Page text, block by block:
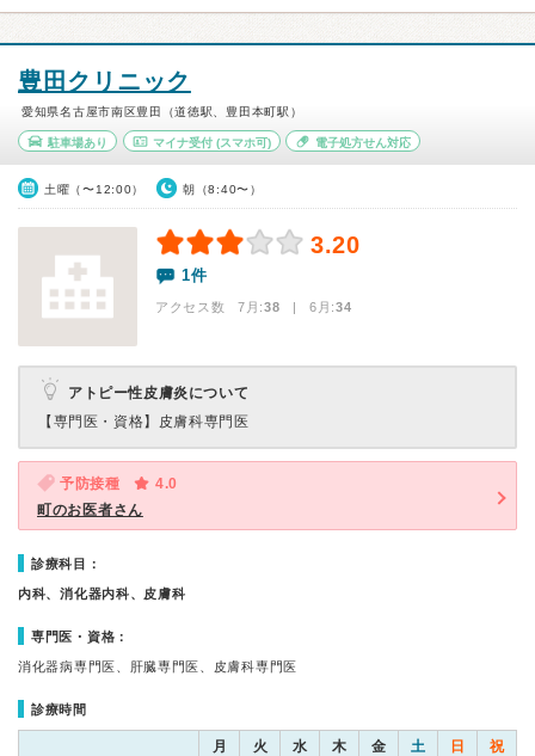
豊田クリニック
愛知県名古屋市南区豊田（道徳駅、豊田本町駅）
駐車場あり マイナ受付(スマホ可) 電子処方せん対応
土曜（〜12:00） 朝（8:40〜）
3.20
1件
アクセス数 7月:38 | 6月:34
アトピー性皮膚炎について
【専門医・資格】 皮膚科専門医
予防接種
4.0
町のお医者さん
診療科目：
内科、消化器内科、皮膚科
専門医・資格：
消化器病専門医、肝臓専門医、皮膚科専門医
診療時間
月 火 水 木 金 土 日 祝